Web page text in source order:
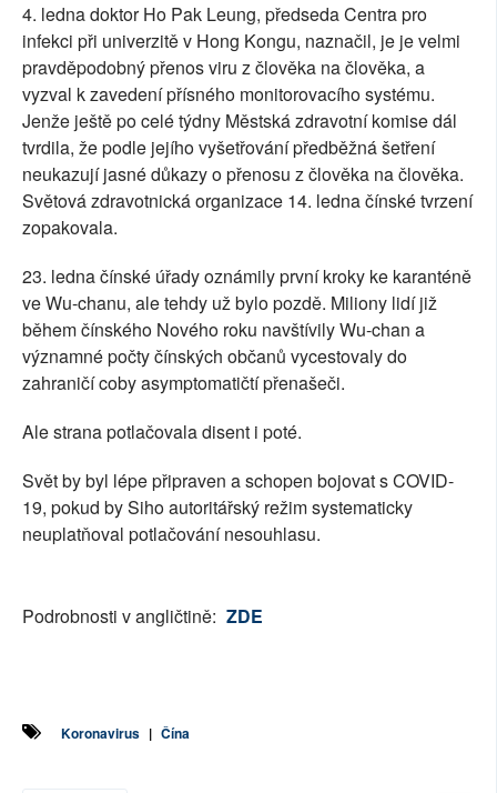
4. ledna doktor Ho Pak Leung, předseda Centra pro
infekci při univerzitě v Hong Kongu, naznačil, je je velmi
pravděpodobný přenos viru z člověka na člověka, a
vyzval k zavedení přísného monitorovacího systému.
Jenže ještě po celé týdny Městská zdravotní komise dál
tvrdila, že podle jejího vyšetřování předběžná šetření
neukazují jasné důkazy o přenosu z člověka na člověka.
Světová zdravotnická organizace 14. ledna čínské tvrzení
zopakovala.
23. ledna čínské úřady oznámily první kroky ke karanténě
ve Wu-chanu, ale tehdy už bylo pozdě. Miliony lidí již
během čínského Nového roku navštívily Wu-chan a
významné počty čínských občanů vycestovaly do
zahraničí coby asymptomatičtí přenašeči.
Ale strana potlačovala disent i poté.
Svět by byl lépe připraven a schopen bojovat s COVID-
19, pokud by Siho autoritářský režim systematicky
neuplatňoval potlačování nesouhlasu.
Podrobnosti v angličtině: ZDE
Koronavirus | Čína